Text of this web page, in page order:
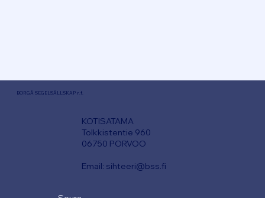
BORGÅ SEGELSÄLLSKAP r.f.
KOTISATAMA
Tolkkistentie 960
06750 PORVOO
Email: sihteeri@bss.fi